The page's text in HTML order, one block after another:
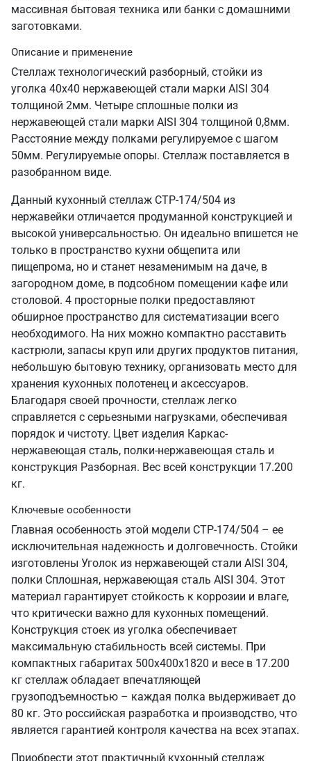
массивная бытовая техника или банки с домашними
заготовками.
Описание и применение
Стеллаж технологический разборный, стойки из
уголка 40х40 нержавеющей стали марки AISI 304
толщиной 2мм. Четыре сплошные полки из
нержавеющей стали марки AISI 304 толщиной 0,8мм.
Расстояние между полками регулируемое с шагом
50мм. Регулируемые опоры. Стеллаж поставляется в
разобранном виде.
Данный кухонный стеллаж СТР-174/504 из
нержавейки отличается продуманной конструкцией и
высокой универсальностью. Он идеально впишется не
только в пространство кухни общепита или
пищепрома, но и станет незаменимым на даче, в
загородном доме, в подсобном помещении кафе или
столовой. 4 просторные полки предоставляют
обширное пространство для систематизации всего
необходимого. На них можно компактно расставить
кастрюли, запасы круп или других продуктов питания,
небольшую бытовую технику, организовать место для
хранения кухонных полотенец и аксессуаров.
Благодаря своей прочности, стеллаж легко
справляется с серьезными нагрузками, обеспечивая
порядок и чистоту. Цвет изделия Каркас-
нержавеющая сталь, полки-нержавеющая сталь и
конструкция Разборная. Вес всей конструкции 17.200
кг.
Ключевые особенности
Главная особенность этой модели СТР-174/504 – ее
исключительная надежность и долговечность. Стойки
изготовлены Уголок из нержавеющей стали AISI 304,
полки Сплошная, нержавеющая сталь AISI 304. Этот
материал гарантирует стойкость к коррозии и влаге,
что критически важно для кухонных помещений.
Конструкция стоек из уголка обеспечивает
максимальную стабильность всей системы. При
компактных габаритах 500х400х1820 и весе в 17.200
кг стеллаж обладает впечатляющей
грузоподъемностью – каждая полка выдерживает до
80 кг. Это российская разработка и производство, что
является гарантией контроля качества на всех этапах.
Приобрести этот практичный кухонный стеллаж